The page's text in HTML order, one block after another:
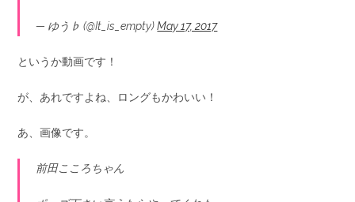
— ゆう♭ (@It_is_empty)May 17, 2017
というか動画です！
が、あれですよね、ロングもかわいい！
あ、画像です。
前田こころちゃん